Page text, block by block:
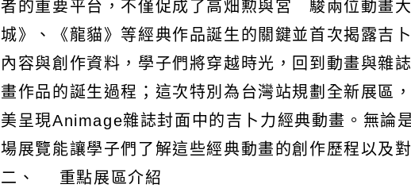
者的重要平台，不僅促成了高畑勲與宮 駿兩位動畫
城》、《龍貓》等經典作品誕生的關鍵並首次揭露吉
內容與創作資料，學子們將穿越時光，回到動畫與雜
畫作品的誕生過程；這次特別為台灣站規劃全新展區
美呈現Animage雜誌封面中的吉卜力經典動畫。無論
場展覽能讓學子們了解這些經典動畫的創作歷程以及
二、 重點展區介紹